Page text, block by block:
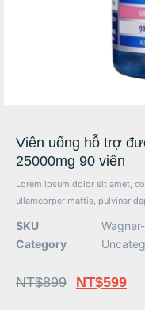
Viên uống hỗ trợ
25000mg 90 viên
Lorem ipsum dolor sit amet,
ullamcorper mattis, pulvinar
SKU
Category
NT$899 NT$599